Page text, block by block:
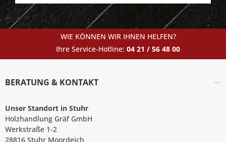
WIE KÖNNEN WIR IHNEN HELFEN?
Ihre Service-Hotline: 04 21 / 56 48 00
BERATUNG & KONTAKT
Unser Standort in Stuhr
Holzhandlung Gräf GmbH
Werkstraße 1-2
28816 Stuhr Moordeich